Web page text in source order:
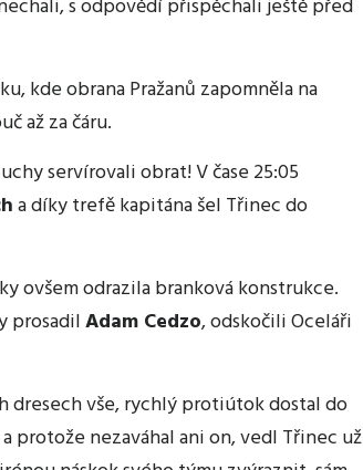
s odpovědí přispěchali ještě před
kde obrana Pražanů zapomněla na
až za čáru.
servírovali obrat! V čase 25:05
a díky trefě kapitána šel Třinec do
ovšem odrazila branková konstrukce.
prosadilAdam Cedzo, odskočili Oceláři
dresech vše, rychlý protiútok dostal do
a protože nezaváhal ani on, vedl Třinec už